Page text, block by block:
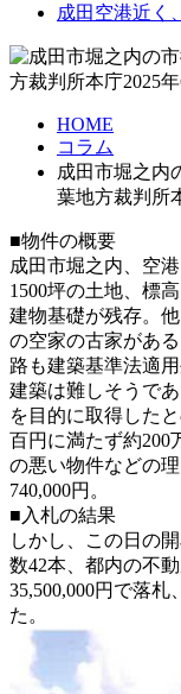
成田空港近く
HOME
コラム
成田市堀之内
葉地方裁判所
■物件の概要
成田市堀之内、空
1500坪の土地、標
建物基礎が残存。
の空家の古家があ
路も建築基準法適
建築は難しそうで
を目的に取得した
百円に満たず約200
の悪い物件などの
740,000円。
■入札の結果
しかし、この日の
数42本、都内の不
35,500,000円で落札
た。